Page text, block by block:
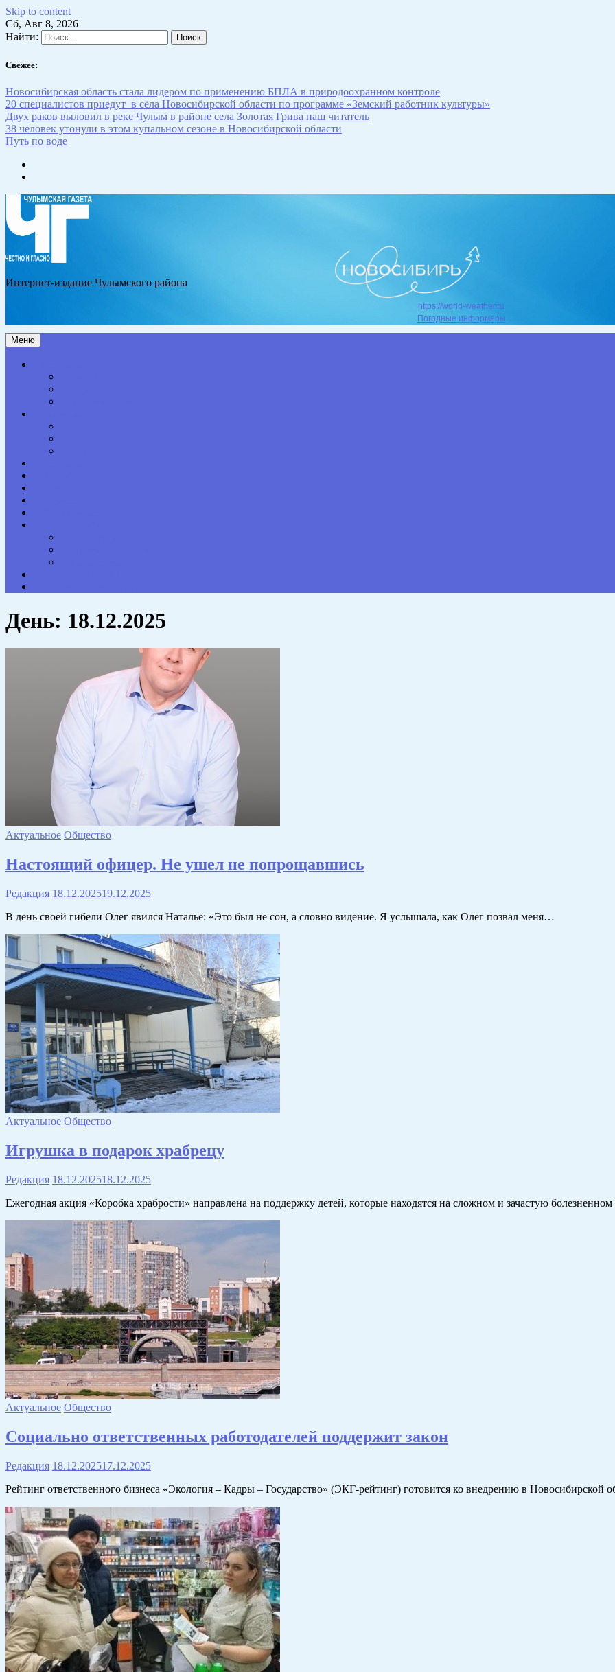
Skip to content
Сб, Авг 8, 2026
Найти:
Свежее:
Новосибирская область стала лидером по применению БПЛА в природоохранном контроле
20 специалистов приедут в сёла Новосибирской области по программе «Земский работник культуры»
Двух раков выловил в реке Чулым в районе села Золотая Грива наш читатель
38 человек утонули в этом купальном сезоне в Новосибирской области
Путь по воде
Интернет-издание Чулымского района
https://world-weather.ru
Погодные информеры
Меню
День: 18.12.2025
Актуальное Общество
Настоящий офицер. Не ушел не попрощавшись
Редакция 18.12.202519.12.2025
В день своей гибели Олег явился Наталье: «Это был не сон, а словно видение. Я услышала, как Олег позвал меня…
Актуальное Общество
Игрушка в подарок храбрецу
Редакция 18.12.202518.12.2025
Ежегодная акция «Коробка храбрости» направлена на поддержку детей, которые находятся на сложном и зачастую
Актуальное Общество
Социально ответственных работодателей поддержит закон
Редакция 18.12.202517.12.2025
Рейтинг ответственного бизнеса «Экология – Кадры – Государство» (ЭКГ-рейтинг) готовится ко внедрению в Новосибирской